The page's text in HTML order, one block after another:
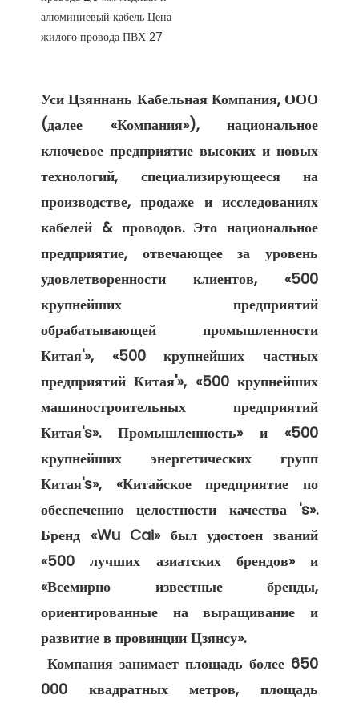
Уси Цзяннань Кабельная Компания, ООО
(далее «Компания»), национальное
ключевое предприятие высоких и новых
технологий, специализирующееся на
производстве, продаже и исследованиях
кабелей & проводов. Это национальное
предприятие, отвечающее за уровень
удовлетворенности клиентов, «500
крупнейших предприятий
обрабатывающей промышленности
Китая'», «500 крупнейших частных
предприятий Китая'», «500 крупнейших
машиностроительных предприятий
Китая's». Промышленность» и «500
крупнейших энергетических групп
Китая's», «Китайское предприятие по
обеспечению целостности качества 's».
Бренд «Wu Cai» был удостоен званий
«500 лучших азиатских брендов» и
«Всемирно известные бренды,
ориентированные на выращивание и
развитие в провинции Цзянсу».
Компания занимает площадь более 650
000 квадратных метров, площадь